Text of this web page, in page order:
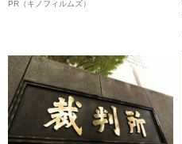
PR（キノフィルムズ）